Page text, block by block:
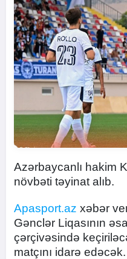
Azərbaycanlı hakim
növbəti təyinat alıb.
Apasport.az xəbər
Gənclər Liqasının
çərçivəsində
matçını idarə